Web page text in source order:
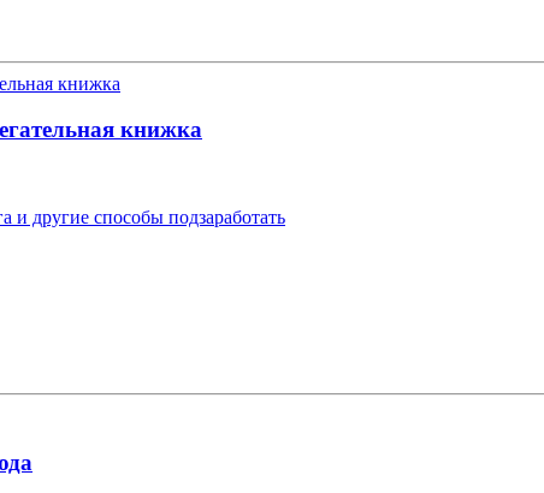
книжка
и другие способы подзаработать